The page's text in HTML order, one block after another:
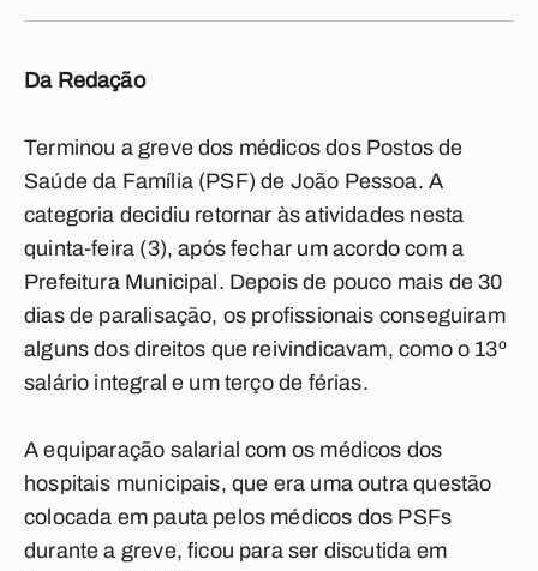
Da Redação
Terminou a greve dos médicos dos Postos de
Saúde da Família (PSF) de João Pessoa. A
categoria decidiu retornar às atividades nesta
quinta-feira (3), após fechar um acordo com a
Prefeitura Municipal. Depois de pouco mais de 30
dias de paralisação, os profissionais conseguiram
alguns dos direitos que reivindicavam, como o 13º
salário integral e um terço de férias.
A equiparação salarial com os médicos dos
hospitais municipais, que era uma outra questão
colocada em pauta pelos médicos dos PSFs
durante a greve, ficou para ser discutida em